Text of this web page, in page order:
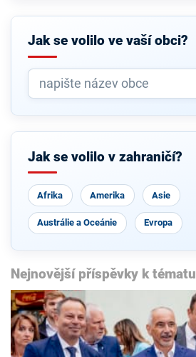
Jak se volilo ve vaší obci?
Jak se volilo v zahraničí?
Afrika Amerika Asie
Austrálie a Oceánie Evropa
Nejnovější příspěvky k tématu